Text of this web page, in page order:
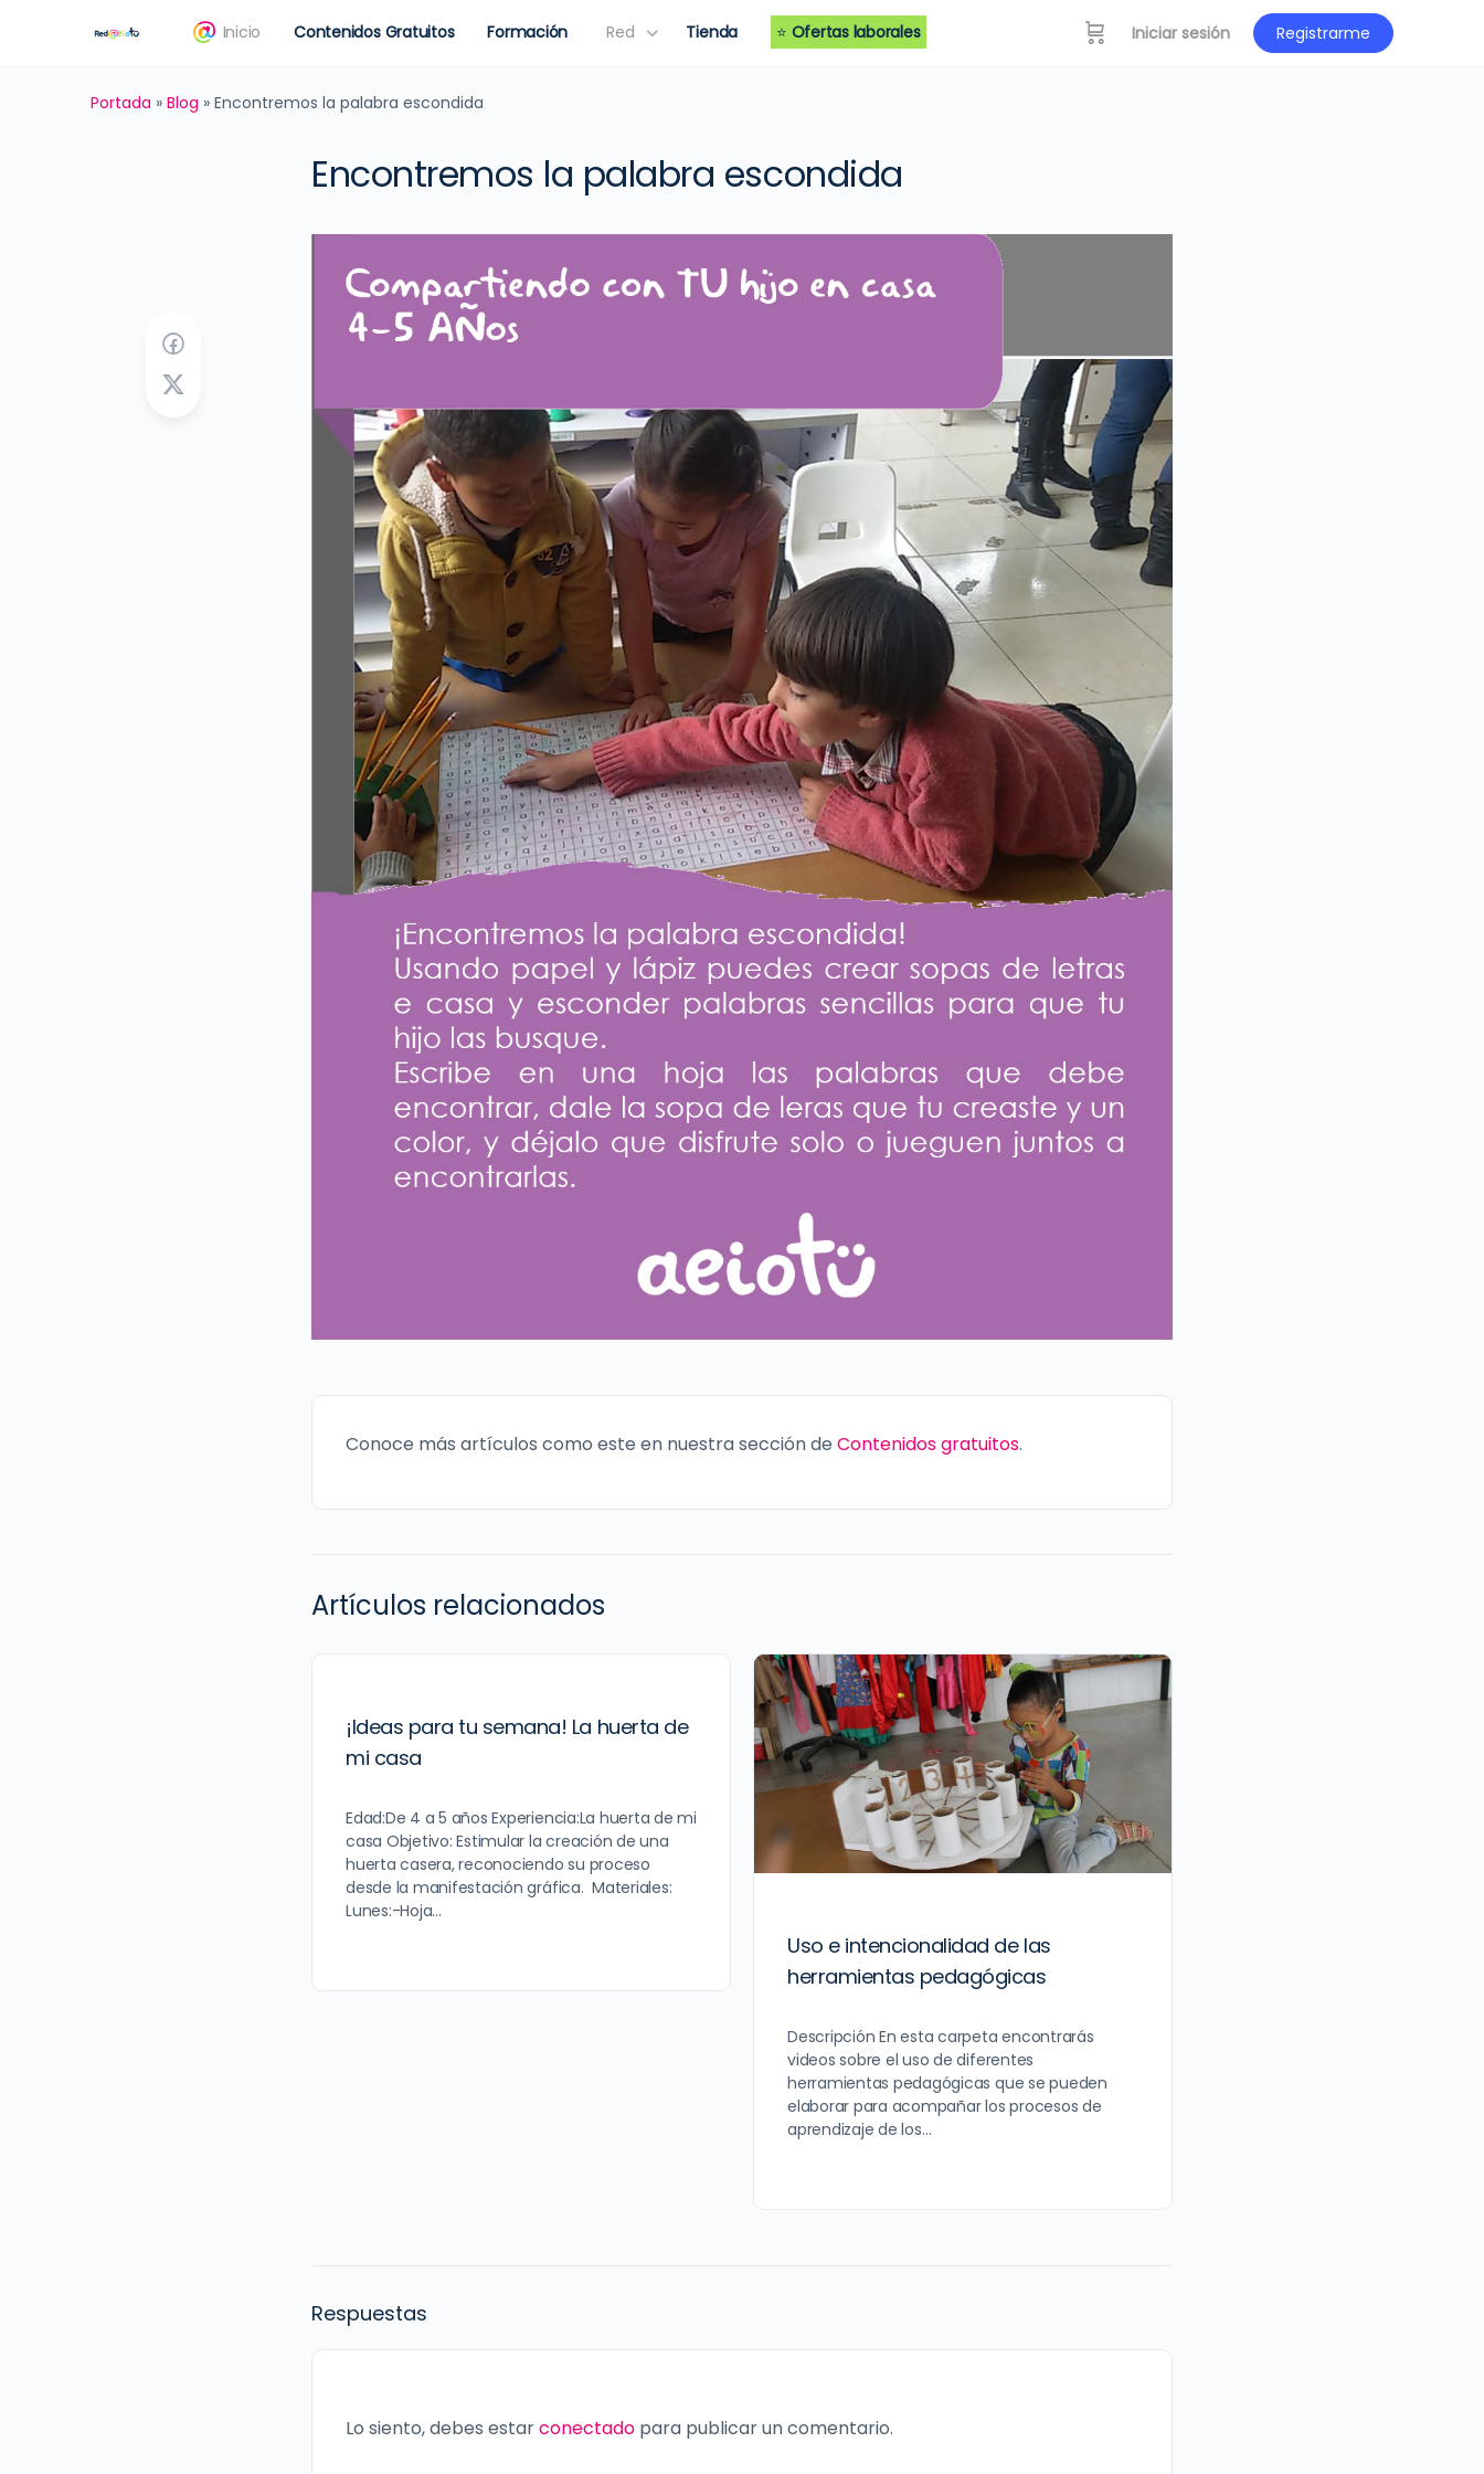
Inicio Contenidos Gratuitos Formación Red Tienda ⭐ Ofertas laborales Iniciar sesión Registrarme
Portada » Blog » Encontremos la palabra escondida
Encontremos la palabra escondida
Conoce más artículos como este en nuestra sección de Contenidos gratuitos.
Artículos relacionados
¡Ideas para tu semana! La huerta de
mi casa
Edad:De 4 a 5 años Experiencia:La huerta de mi
casa Objetivo: Estimular la creación de una
huerta casera, reconociendo su proceso
desde la manifestación gráfica. Materiales:
Lunes:-Hoja…
Uso e intencionalidad de las
herramientas pedagógicas
Descripción En esta carpeta encontrarás
videos sobre el uso de diferentes
herramientas pedagógicas que se pueden
elaborar para acompañar los procesos de
aprendizaje de los…
Respuestas
Lo siento, debes estarconectado para publicar un comentario.